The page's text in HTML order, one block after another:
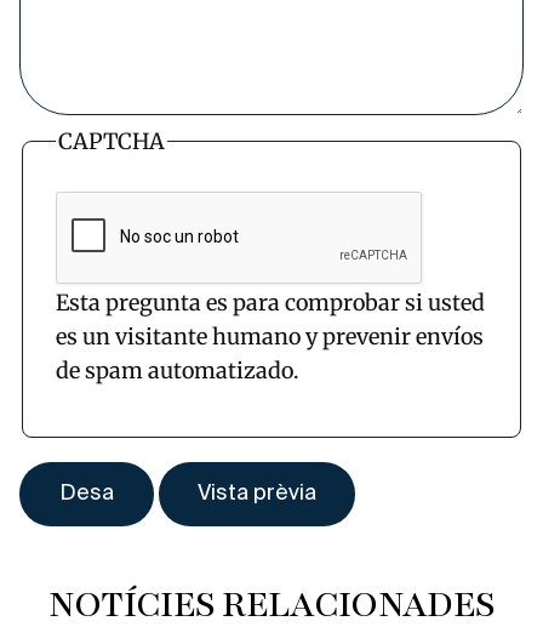
CAPTCHA
Esta pregunta es para comprobar si usted
es un visitante humano y prevenir envíos
de spam automatizado.
NOTÍCIES RELACIONADES